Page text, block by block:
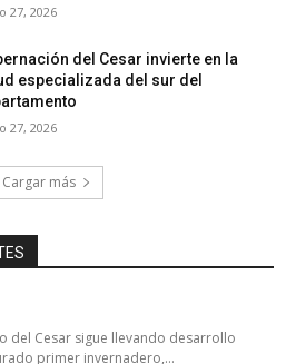
27, 2026
del Cesar invierte en la
especializada del sur del
27, 2026
Cargar más